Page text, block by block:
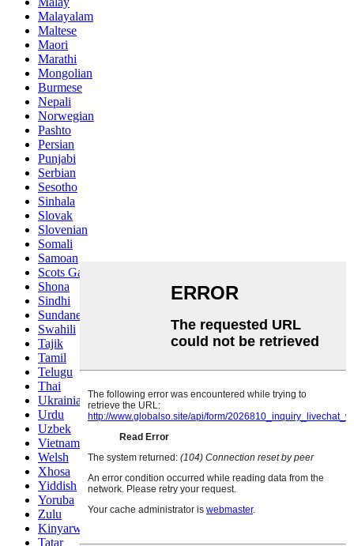
Malayalam
Maltese
Maori
Marathi
Mongolian
Burmese
Nepali
Norwegian
Pashto
Persian
Punjabi
Serbian
Sesotho
Sinhala
Slovak
Slovenian
Somali
Samoan
Scots Gaelic
Shona
Sindhi
Sundanese
Swahili
Tajik
Tamil
Telugu
Thai
Ukrainian
Urdu
Uzbek
Vietnamese
Welsh
Xhosa
Yiddish
Yoruba
Zulu
Kinyarwanda
Tatar